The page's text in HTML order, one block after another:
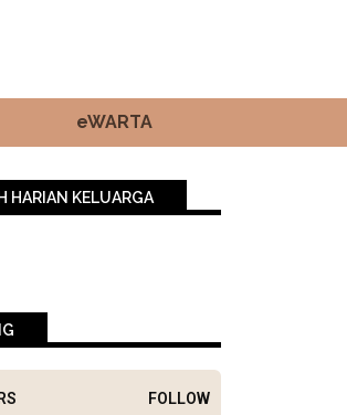
eWARTA
HARIAN KELUARGA
FOLLOW